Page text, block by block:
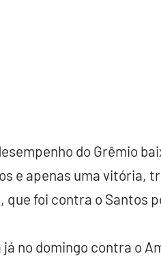
do Grêmio
e apenas uma vitória,
foi contra o Santos
no domingo contra o